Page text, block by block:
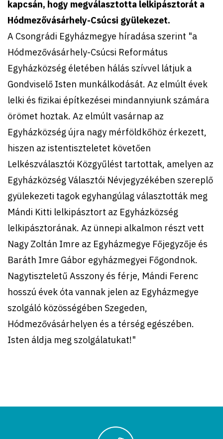
kapcsán, hogy megválasztotta lelkipásztorát a
Hódmezővásárhely-Csúcsi gyülekezet.
A Csongrádi Egyházmegye híradása szerint "a
Hódmezővásárhely-Csúcsi Református
Egyházközség életében hálás szívvel látjuk a
Gondviselő Isten munkálkodását. Az elmúlt évek
lelki és fizikai építkezései mindannyiunk számára
örömet hoztak. Az elmúlt vasárnap az
Egyházközség újra nagy mérföldkőhöz érkezett,
hiszen az istentiszteletet követően
Lelkészválasztói Közgyűlést tartottak, amelyen az
Egyházközség Választói Névjegyzékében szereplő
gyülekezeti tagok egyhangúlag választották meg
Mándi Kitti lelkipásztort az Egyházközség
lelkipásztorának. Az ünnepi alkalmon részt vett
Nagy Zoltán Imre az Egyházmegye Főjegyzője és
Baráth Imre Gábor egyházmegyei Főgondnok.
Nagytiszteletű Asszony és férje, Mándi Ferenc
hosszú évek óta vannak jelen az Egyházmegye
szolgáló közösségében Szegeden,
Hódmezővásárhelyen és a térség egészében.
Isten áldja meg szolgálatukat!"